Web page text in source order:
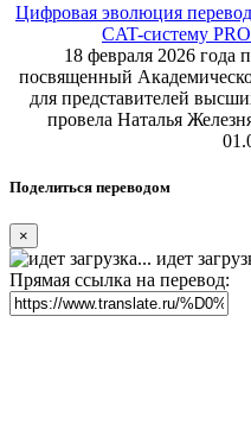
Цифровая эволюция
CAT-систему
18 февраля 2026 года
посвященный
для представителей
провела Наталья
Поделиться переводом
×
идет
Прямая ссылка на перевод: